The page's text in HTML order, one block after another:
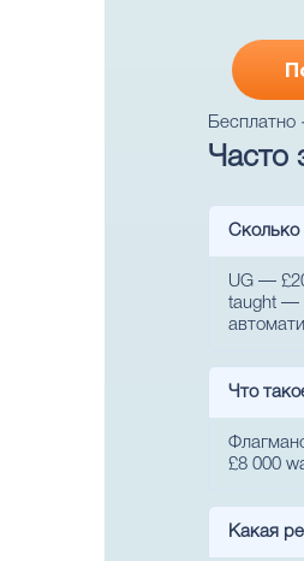
Бесплатно
Часто
Сколько
UG —
taught —
Что
£8 000
Какая